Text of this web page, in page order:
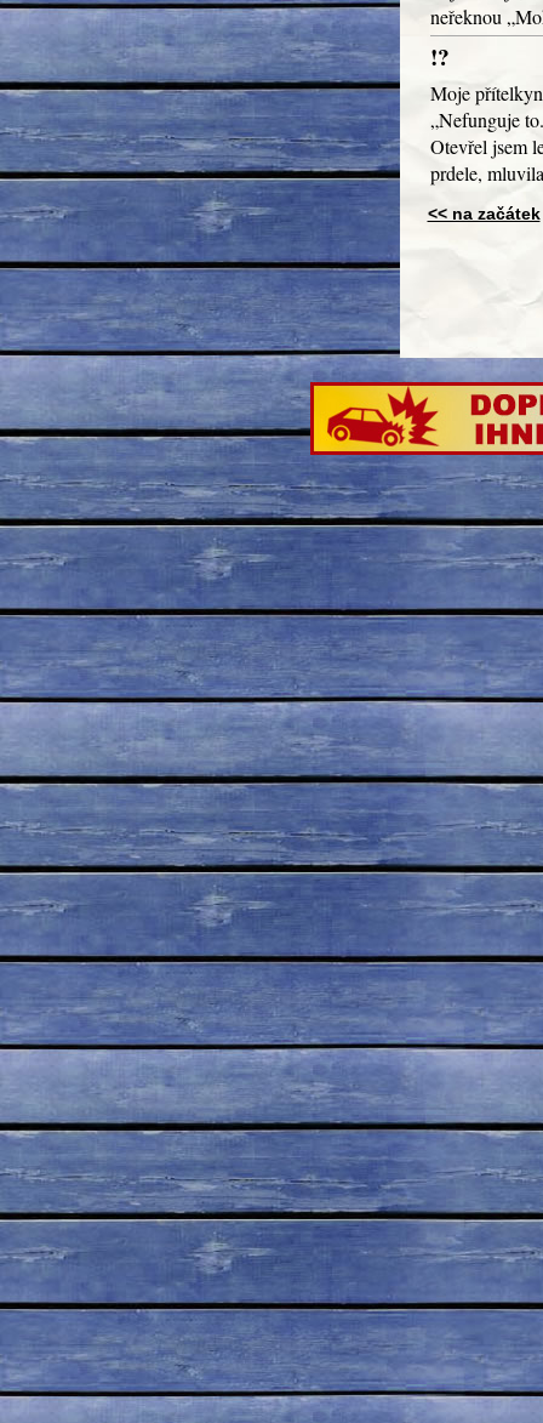
neřeknou
!?
Moje
„Nefunguje
Otevřel jsem
prdele,
<< na začátek